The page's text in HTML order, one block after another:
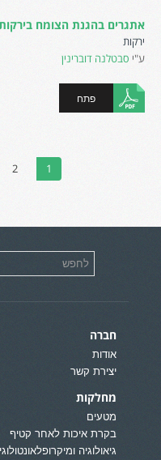
אתגרים בהגנת הצומח בירקות
ירקות
ע"י סבטלנה דוברינין
פתח
1
2
חברה
אודות
יצירת קשר
מחלקות
מטעים
בקרת איכות לאחר קטיף
גיאולוגיה